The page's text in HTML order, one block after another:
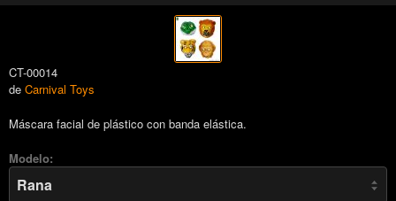
CT-00014
de Carnival Toys
Máscara facial de plástico con banda elástica.
Modelo: